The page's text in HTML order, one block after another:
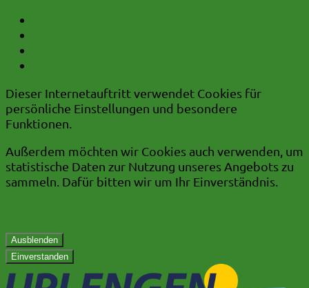
Dieser Internetauftritt verwendet Cookies für
persönliche Einstellungen und besondere
Funktionen.
Außerdem möchten wir Cookies auch verwenden, um
statistische Daten zur Nutzung unseres Angebots zu
sammeln. Dafür bitten wir um Ihr Einverständnis.
Ausblenden
Einverstanden